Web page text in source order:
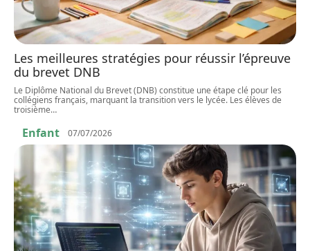
Les meilleures stratégies pour réussir l’épreuve
du brevet DNB
Le Diplôme National du Brevet (DNB) constitue une étape clé pour les
collégiens français, marquant la transition vers le lycée. Les élèves de
troisième…
Enfant 07/07/2026